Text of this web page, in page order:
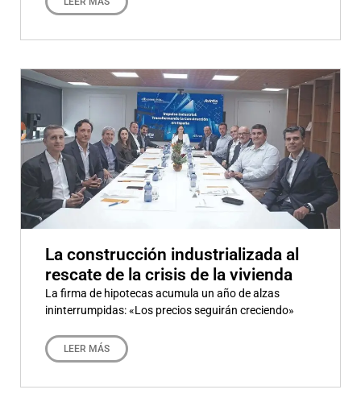
La construcción industrializada al
rescate de la crisis de la vivienda
La firma de hipotecas acumula un año de alzas
ininterrumpidas: «Los precios seguirán creciendo»
LEER MÁS